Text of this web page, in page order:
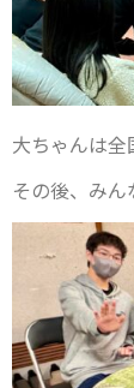
大ちゃんは
その後、み